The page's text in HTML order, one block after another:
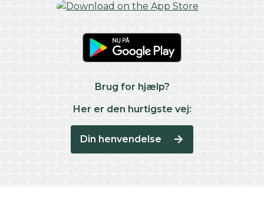
Brug for hjælp?
Her er den hurtigste vej:
Din henvendelse